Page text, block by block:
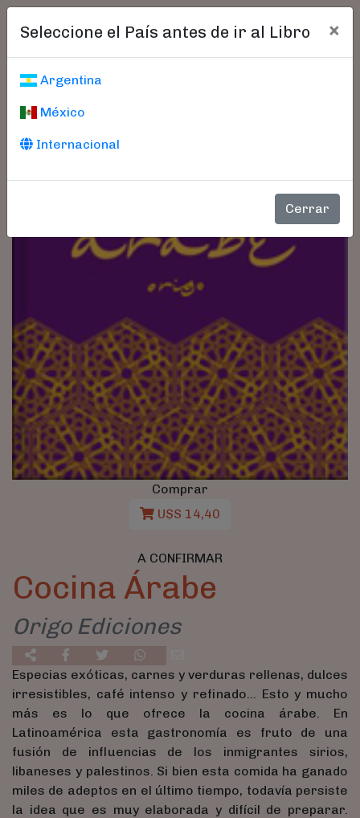
Seleccione el País antes de ir al Libro ×
Argentina
México
Internacional
Cerrar
Comprar
U$S 14,40
A CONFIRMAR
Cocina Árabe
Origo Ediciones
Especias exóticas, carnes y verduras rellenas, dulces
irresistibles, café intenso y refinado… Esto y mucho
más es lo que ofrece la cocina árabe. En
Latinoamérica esta gastronomía es fruto de una
fusión de influencias de los inmigrantes sirios,
libaneses y palestinos. Si bien esta comida ha ganado
miles de adeptos en el último tiempo, todavía persiste
la idea que es muy elaborada y difícil de preparar.